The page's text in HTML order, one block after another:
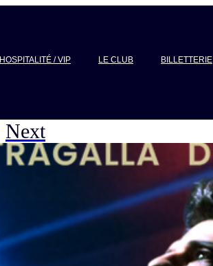
HOSPITALITÉ / VIP LE CLUB BILLETTERIE
Next